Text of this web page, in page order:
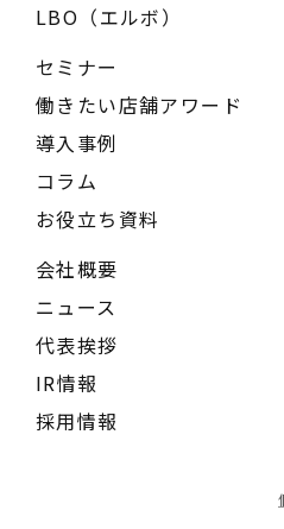
LBO（エルボ）
セミナー
働きたい店舗アワード
導入事例
コラム
お役立ち資料
会社概要
ニュース
代表挨拶
IR情報
採用情報